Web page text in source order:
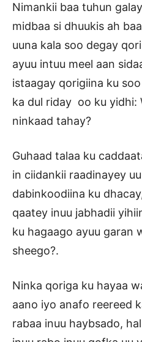
Nimankii baa tuhun
midbaa si dhuukis ah
uuna kala soo degay
ayuu intuu meel aan
istaagay qorigiina ku
ka dul riday oo ku yidhi:
ninkaad tahay?
Guhaad talaa ku
in ciidankii raadinayey
dabinkoodiina ku
qaatey inuu jabhadii
ku hagaago ayuu garan
sheego?.
Ninka qoriga ku hayaa
aano iyo anafo reereed
rabaa inuu haybsado,